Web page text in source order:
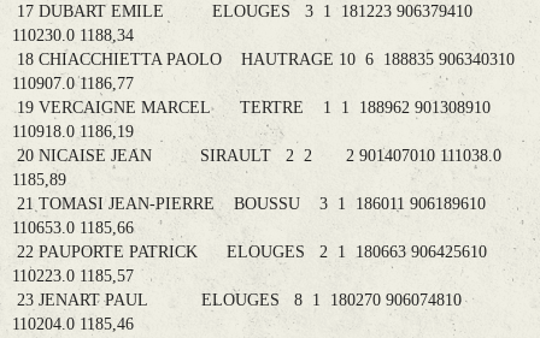
17 DUBART EMILE ELOUGES 3 1 181223 906379410
110230.0 1188,34
18 CHIACCHIETTA PAOLO HAUTRAGE 10 6 188835 906340310
110907.0 1186,77
19 VERCAIGNE MARCEL TERTRE 1 1 188962 901308910
110918.0 1186,19
20 NICAISE JEAN SIRAULT 2 2 2 901407010 111038.0
1185,89
21 TOMASI JEAN-PIERRE BOUSSU 3 1 186011 906189610
110653.0 1185,66
22 PAUPORTE PATRICK ELOUGES 2 1 180663 906425610
110223.0 1185,57
23 JENART PAUL ELOUGES 8 1 180270 906074810
110204.0 1185,46